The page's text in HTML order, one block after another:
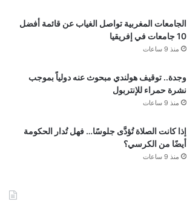
الجامعات المغربية تواصل الغياب عن قائمة أفضل
10 جامعات في إفريقيا
منذ 9 ساعات
وجدة.. توقيف هولندي مبحوث عنه دولياً بموجب
نشرة حمراء للإنتربول
منذ 9 ساعات
إذا كانت الصلاة تُؤدَّى جلوسًا… فهل تُدار الحكومة
أيضًا من الكرسي؟
منذ 9 ساعات